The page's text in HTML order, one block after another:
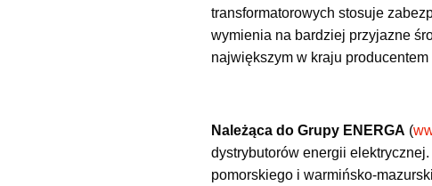
transformatorowych stosuje
wymienia na bardziej przyjazne
największym w kraju
Należąca do Grupy ENERGA (
dystrybutorów energii
pomorskiego i warmińsko-